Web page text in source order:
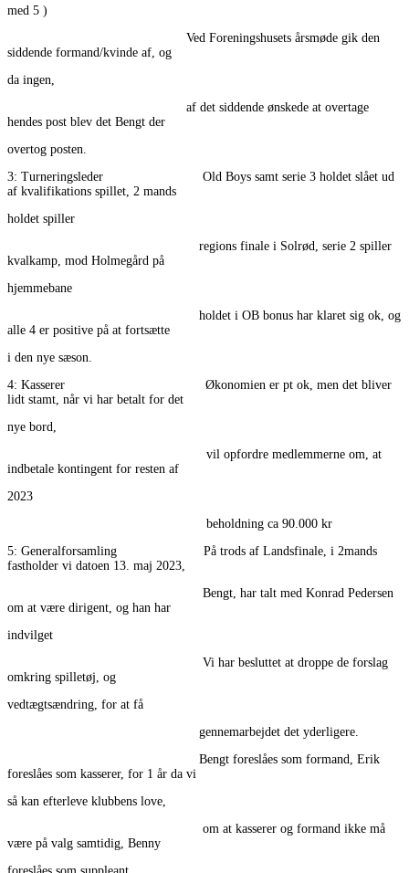
med 5 )
Ved Foreningshusets årsmøde gik den
siddende formand/kvinde af, og
da ingen,
af det siddende ønskede at overtage
hendes post blev det Bengt der
overtog posten.
3: Turneringsleder Old Boys samt serie 3 holdet slået ud
af kvalifikations spillet, 2 mands
holdet spiller
regions finale i Solrød, serie 2 spiller
kvalkamp, mod Holmegård på
hjemmebane
holdet i OB bonus har klaret sig ok, og
alle 4 er positive på at fortsætte
i den nye sæson.
4: Kasserer Økonomien er pt ok, men det bliver
lidt stamt, når vi har betalt for det
nye bord,
vil opfordre medlemmerne om, at
indbetale kontingent for resten af
2023
beholdning ca 90.000 kr
5: Generalforsamling På trods af Landsfinale, i 2mands
fastholder vi datoen 13. maj 2023,
Bengt, har talt med Konrad Pedersen
om at være dirigent, og han har
indvilget
Vi har besluttet at droppe de forslag
omkring spilletøj, og
vedtægtsændring, for at få
gennemarbejdet det yderligere.
Bengt foreslåes som formand, Erik
foreslåes som kasserer, for 1 år da vi
så kan efterleve klubbens love,
om at kasserer og formand ikke må
være på valg samtidig, Benny